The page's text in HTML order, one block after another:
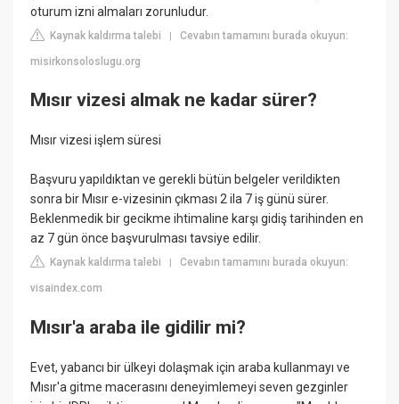
oturum izni almaları zorunludur.
Kaynak kaldırma talebi |Cevabın tamamını burada okuyun:
misirkonsoloslugu.org
Mısır vizesi almak ne kadar sürer?
Mısır vizesi işlem süresi
Başvuru yapıldıktan ve gerekli bütün belgeler verildikten
sonra bir Mısır e-vizesinin çıkması 2 ila 7 iş günü sürer.
Beklenmedik bir gecikme ihtimaline karşı gidiş tarihinden en
az 7 gün önce başvurulması tavsiye edilir.
Kaynak kaldırma talebi |Cevabın tamamını burada okuyun:
visaindex.com
Mısır'a araba ile gidilir mi?
Evet, yabancı bir ülkeyi dolaşmak için araba kullanmayı ve
Mısır'a gitme macerasını deneyimlemeyi seven gezginler